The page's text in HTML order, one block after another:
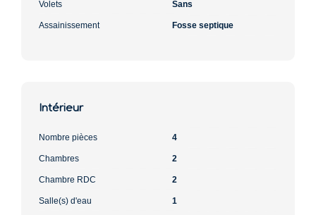
Volets Sans
Assainissement Fosse septique
Intérieur
Nombre pièces 4
Chambres 2
Chambre RDC 2
Salle(s) d'eau 1